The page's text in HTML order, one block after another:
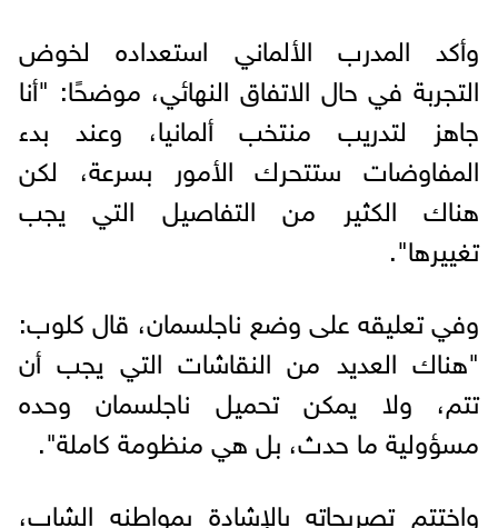
وأكد المدرب الألماني استعداده لخوض
التجربة في حال الاتفاق النهائي، موضحًا: "أنا
جاهز لتدريب منتخب ألمانيا، وعند بدء
المفاوضات ستتحرك الأمور بسرعة، لكن
هناك الكثير من التفاصيل التي يجب
تغييرها".
وفي تعليقه على وضع ناجلسمان، قال كلوب:
"هناك العديد من النقاشات التي يجب أن
تتم، ولا يمكن تحميل ناجلسمان وحده
مسؤولية ما حدث، بل هي منظومة كاملة".
واختتم تصريحاته بالإشادة بمواطنه الشاب،